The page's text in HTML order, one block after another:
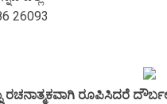
26093
ರೂಪಿಸಿದರೆ